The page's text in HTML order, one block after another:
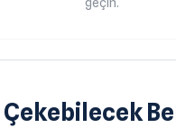
geçin.